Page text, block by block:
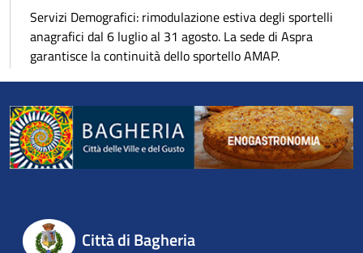
Servizi Demografici: rimodulazione estiva degli sportelli
anagrafici dal 6 luglio al 31 agosto. La sede di Aspra
garantisce la continuità dello sportello AMAP.
Città di Bagheria